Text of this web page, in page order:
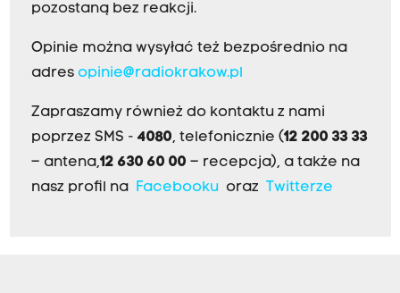
pozostaną bez reakcji.
Opinie można wysyłać też bezpośrednio na
adres opinie@radiokrakow.pl
Zapraszamy również do kontaktu z nami
poprzez SMS - 4080, telefonicznie (12 200 33 33
– antena,12 630 60 00 – recepcja), a także na
nasz profil na Facebookuoraz Twitterze